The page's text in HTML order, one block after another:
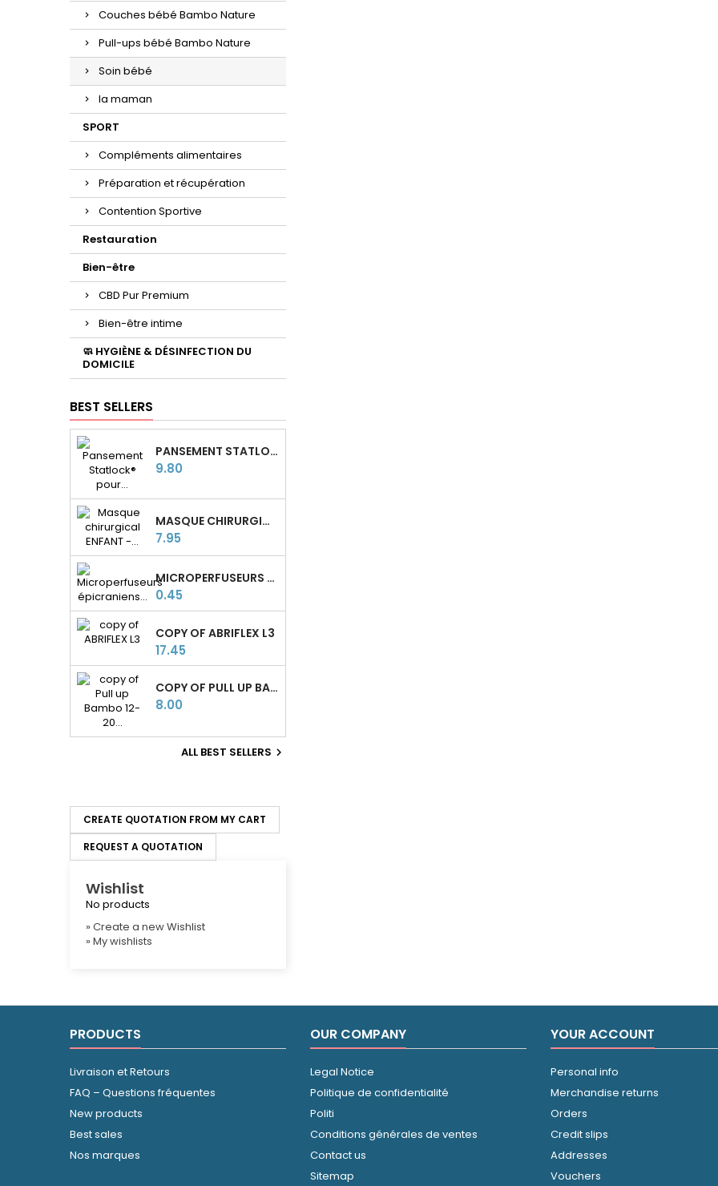
Couches bébé Bambo Nature
Pull-ups bébé Bambo Nature
Soin bébé
la maman
SPORT
Compléments alimentaires
Préparation et récupération
Contention Sportive
Restauration
Bien-être
CBD Pur Premium
Bien-être intime
🧼 HYGIÈNE & DÉSINFECTION DU
DOMICILE
BEST SELLERS
PANSEMENT STATLOCK® POUR CATHÉTERS PICC LINE
Price
9.80
MASQUE CHIRURGICAL ENFANT - TYPE II - 3 PLIS - FABRIQUÉ EN FRANCE
Price
7.95
MICROPERFUSEURS ÉPICRANIENS SURFLO® TERUMO
Price
0.45
COPY OF ABRIFLEX L3
Price
17.45
COPY OF PULL UP BAMBO 12-20 KG COUCHES BÉBÉ
Price
8.00
ALL BEST SELLERS 
CREATE QUOTATION FROM MY CART
REQUEST A QUOTATION
Wishlist
No products
» Create a new Wishlist
» My wishlists
PRODUCTS
Livraison et Retours
FAQ – Questions fréquentes
New products
Best sales
Nos marques
OUR COMPANY
Legal Notice
Politique de confidentialité
Politi
Conditions générales de ventes
Contact us
Sitemap
YOUR ACCOUNT
Personal info
Merchandise returns
Orders
Credit slips
Addresses
Vouchers